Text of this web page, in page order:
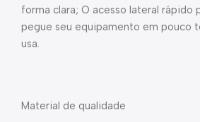
forma clara; O acesso lateral rápido
pegue seu equipamento em pouco
usa.
Material de qualidade